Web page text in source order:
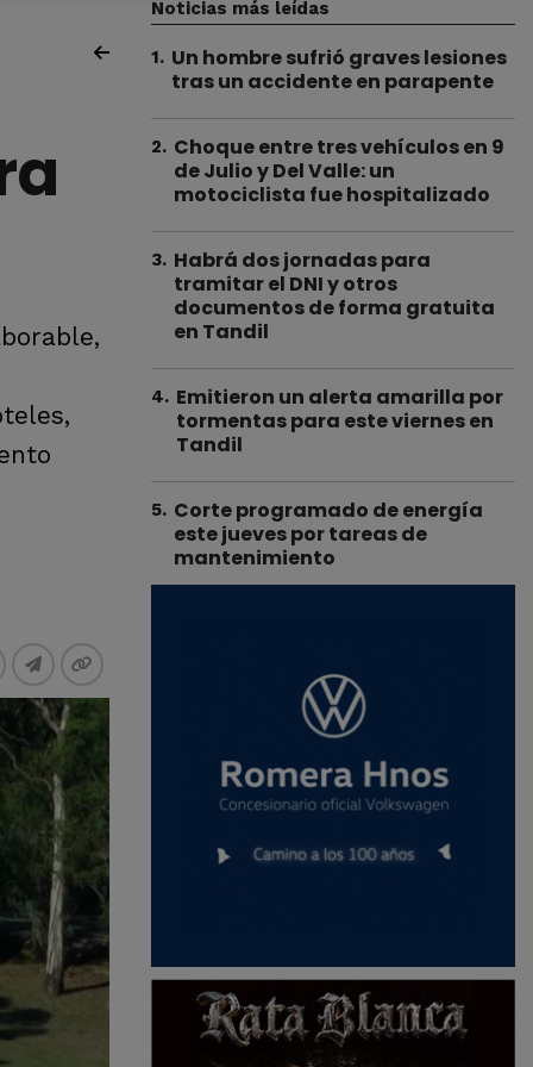
Noticias más leídas
1. Un hombre sufrió graves lesiones
tras un accidente en parapente
2. Choque entre tres vehículos en 9
de Julio y Del Valle: un
motociclista fue hospitalizado
3. Habrá dos jornadas para
tramitar el DNI y otros
documentos de forma gratuita
en Tandil
4. Emitieron un alerta amarilla por
tormentas para este viernes en
Tandil
5. Corte programado de energía
este jueves por tareas de
mantenimiento